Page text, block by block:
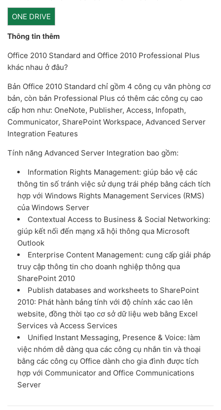
ONE DRIVE
Thông tin thêm
Office 2010 Standard and Office 2010 Professional Plus
khác nhau ở đâu?
Bản Office 2010 Standard chỉ gồm 4 công cụ văn phòng cơ
bản, còn bản Professional Plus có thêm các công cụ cao
cấp hơn như: OneNote, Publisher, Access, Infopath,
Communicator, SharePoint Workspace, Advanced Server
Integration Features
Tính năng Advanced Server Integration bao gồm:
Information Rights Management: giúp bảo vệ các
thông tin số tránh việc sử dụng trái phép bằng cách tích
hợp với Windows Rights Management Services (RMS)
của Windows Server
Contextual Access to Business & Social Networking:
giúp kết nối đến mạng xã hội thông qua Microsoft
Outlook
Enterprise Content Management: cung cấp giải pháp
truy cập thông tin cho doanh nghiệp thông qua
SharePoint 2010
Publish databases and worksheets to SharePoint
2010: Phát hành bảng tính với độ chính xác cao lên
website, đồng thời tạo cơ sở dữ liệu web bằng Excel
Services và Access Services
Unified Instant Messaging, Presence & Voice: làm
việc nhóm dễ dàng qua các công cụ nhắn tin và thoại
bằng các công cụ Office dành cho gia đình được tích
hợp với Communicator and Office Communications
Server